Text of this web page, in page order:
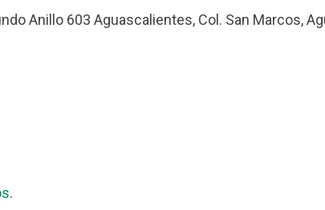
Anillo 603 Aguascalientes, Col. San Marcos,
.